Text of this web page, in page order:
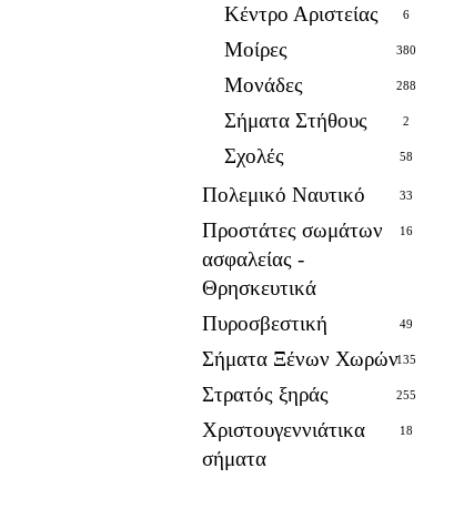
Κέντρο Αριστείας 6
Μοίρες 380
Μονάδες 288
Σήματα Στήθους 2
Σχολές 58
Πολεμικό Ναυτικό 33
Προστάτες σωμάτων
ασφαλείας -
Θρησκευτικά
16
Πυροσβεστική 49
Σήματα Ξένων Χωρών135
Στρατός ξηράς 255
Χριστουγεννιάτικα
σήματα
18